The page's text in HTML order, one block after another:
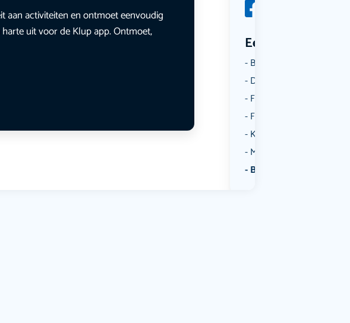
Een aantal
Borrelen
Dansen
Fietsen
Film
Kunst & Cultuur
Muziek
Bekijk alle categorieën
aan activiteiten en ontmoet eenvoudig
uit voor de Klup app. Ontmoet,